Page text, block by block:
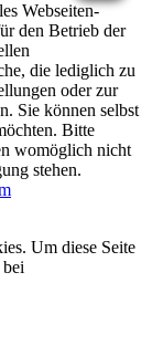
Webseiten-
den Betrieb der
die lediglich zu
oder zur
Sie können selbst
Bitte
womöglich nicht
stehen.
Um diese Seite
bei